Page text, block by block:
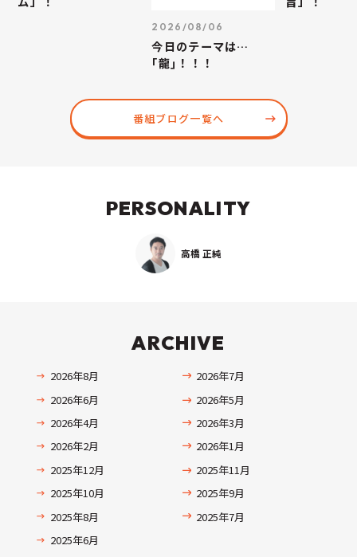
2026/08/06
今日のテーマは…
｢龍｣！！！
番組ブログ一覧へ
PERSONALITY
高橋 正純
ARCHIVE
2026年8月
2026年7月
2026年6月
2026年5月
2026年4月
2026年3月
2026年2月
2026年1月
2025年12月
2025年11月
2025年10月
2025年9月
2025年8月
2025年7月
2025年6月